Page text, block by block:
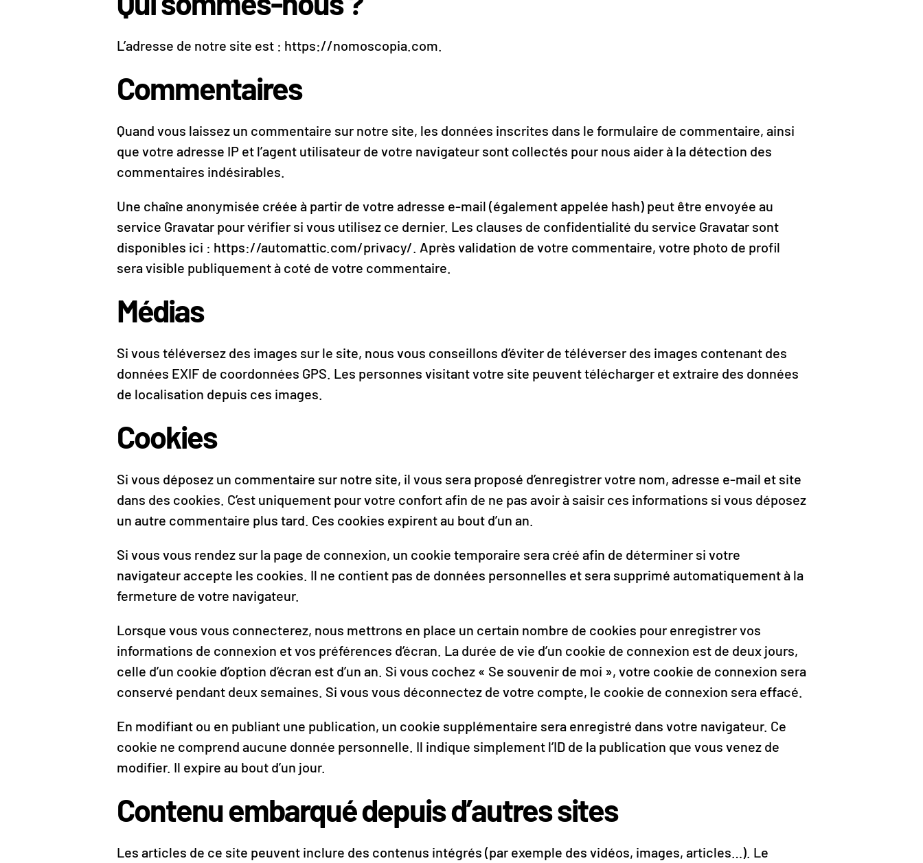
L’adresse de notre site est : https://nomoscopia.com.
Commentaires
Quand vous laissez un commentaire sur notre site, les données inscrites dans le formulaire de commentaire, ainsi
que votre adresse IP et l’agent utilisateur de votre navigateur sont collectés pour nous aider à la détection des
commentaires indésirables.
Une chaîne anonymisée créée à partir de votre adresse e-mail (également appelée hash) peut être envoyée au
service Gravatar pour vérifier si vous utilisez ce dernier. Les clauses de confidentialité du service Gravatar sont
disponibles ici : https://automattic.com/privacy/. Après validation de votre commentaire, votre photo de profil
sera visible publiquement à coté de votre commentaire.
Médias
Si vous téléversez des images sur le site, nous vous conseillons d’éviter de téléverser des images contenant des
données EXIF de coordonnées GPS. Les personnes visitant votre site peuvent télécharger et extraire des données
de localisation depuis ces images.
Cookies
Si vous déposez un commentaire sur notre site, il vous sera proposé d’enregistrer votre nom, adresse e-mail et site
dans des cookies. C’est uniquement pour votre confort afin de ne pas avoir à saisir ces informations si vous déposez
un autre commentaire plus tard. Ces cookies expirent au bout d’un an.
Si vous vous rendez sur la page de connexion, un cookie temporaire sera créé afin de déterminer si votre
navigateur accepte les cookies. Il ne contient pas de données personnelles et sera supprimé automatiquement à la
fermeture de votre navigateur.
Lorsque vous vous connecterez, nous mettrons en place un certain nombre de cookies pour enregistrer vos
informations de connexion et vos préférences d’écran. La durée de vie d’un cookie de connexion est de deux jours,
celle d’un cookie d’option d’écran est d’un an. Si vous cochez « Se souvenir de moi », votre cookie de connexion sera
conservé pendant deux semaines. Si vous vous déconnectez de votre compte, le cookie de connexion sera effacé.
En modifiant ou en publiant une publication, un cookie supplémentaire sera enregistré dans votre navigateur. Ce
cookie ne comprend aucune donnée personnelle. Il indique simplement l’ID de la publication que vous venez de
modifier. Il expire au bout d’un jour.
Contenu embarqué depuis d’autres sites
Les articles de ce site peuvent inclure des contenus intégrés (par exemple des vidéos, images, articles…). Le